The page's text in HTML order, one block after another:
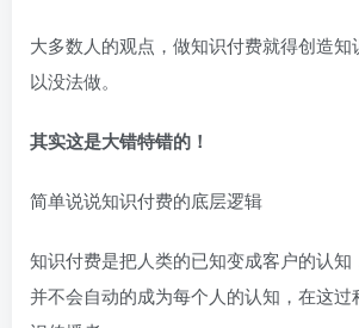
大多数人的观点，做知识付费就得创造
以没法做。
其实这是大错特错的！
简单说说知识付费的底层逻辑
知识付费是把人类的已知变成客户的认知
并不会自动的成为每个人的认知，在这过